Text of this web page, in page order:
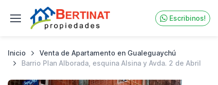
Escribinos!
Inicio
Venta de Apartamento en Gualeguaychú
Barrio Plan Alborada, esquina Alsina y Avda. 2 de Abril